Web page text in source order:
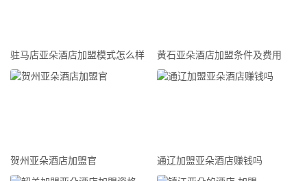
驻马店亚朵酒店加盟模式怎么样 黄石亚朵酒店加盟条件及费用
贺州亚朵酒店加盟官 通辽加盟亚朵酒店赚钱吗